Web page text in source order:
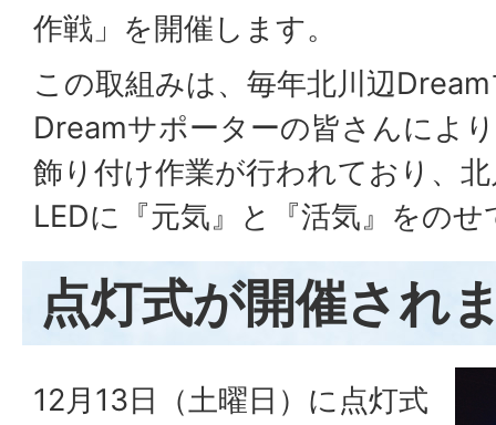
作戦」を開催します。
この取組みは、毎年北川辺
Dreamサポーターの皆さんによ
飾り付け作業が行われており、
LEDに『元気』と『活気』をの
点灯式が開催され
12月13日（土曜日）に点灯式